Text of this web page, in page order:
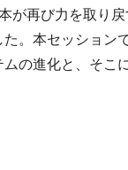
が再び力を取り
。本セッション
の進化と、そこ